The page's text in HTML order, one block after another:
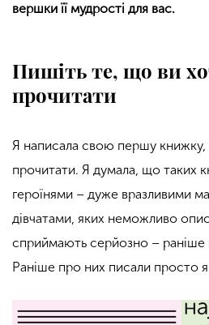
вершки її мудрості для вас.
Пишіть те, що ви
прочитати
Я написала свою першу книжку,
прочитати. Я думала, що таких
героїнями – дуже вразливими
дівчатами, яких неможливо
сприймають серйозно – раніше
Раніше про них писали просто